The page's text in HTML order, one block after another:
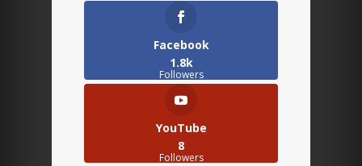
Facebook
1.8k
Followers
YouTube
8
Followers